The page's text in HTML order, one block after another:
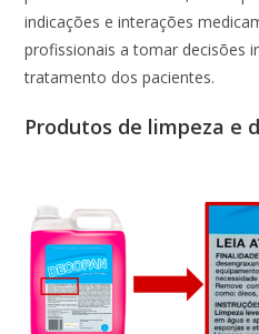
indicações e interações
profissionais a tomar decisões
tratamento dos pacientes.
Produtos de limpeza e